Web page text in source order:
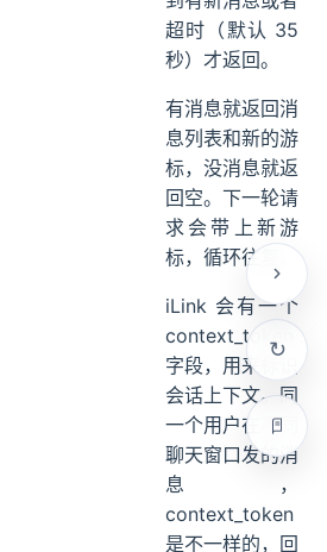
超时（默认 35
秒）才返回。
有消息就返回消
息列表和新的游
标，没消息就返
回空。下一轮请
求会带上新游
标，循环往复。
iLink 会有一个
context_token
字段，用来标识
会话上下文。同
一个用户在不同
聊天窗口发的消
息，
context_token
是不一样的，回